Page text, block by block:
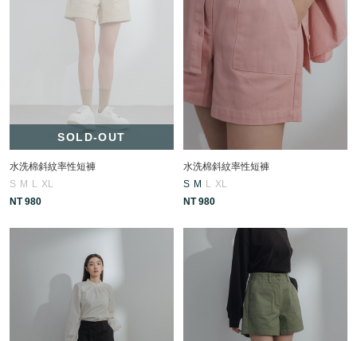
SOLD-OUT
水洗棉斜紋率性短褲
S M L XL
NT 980
水洗棉斜紋率性短褲
S M L XL
NT 980